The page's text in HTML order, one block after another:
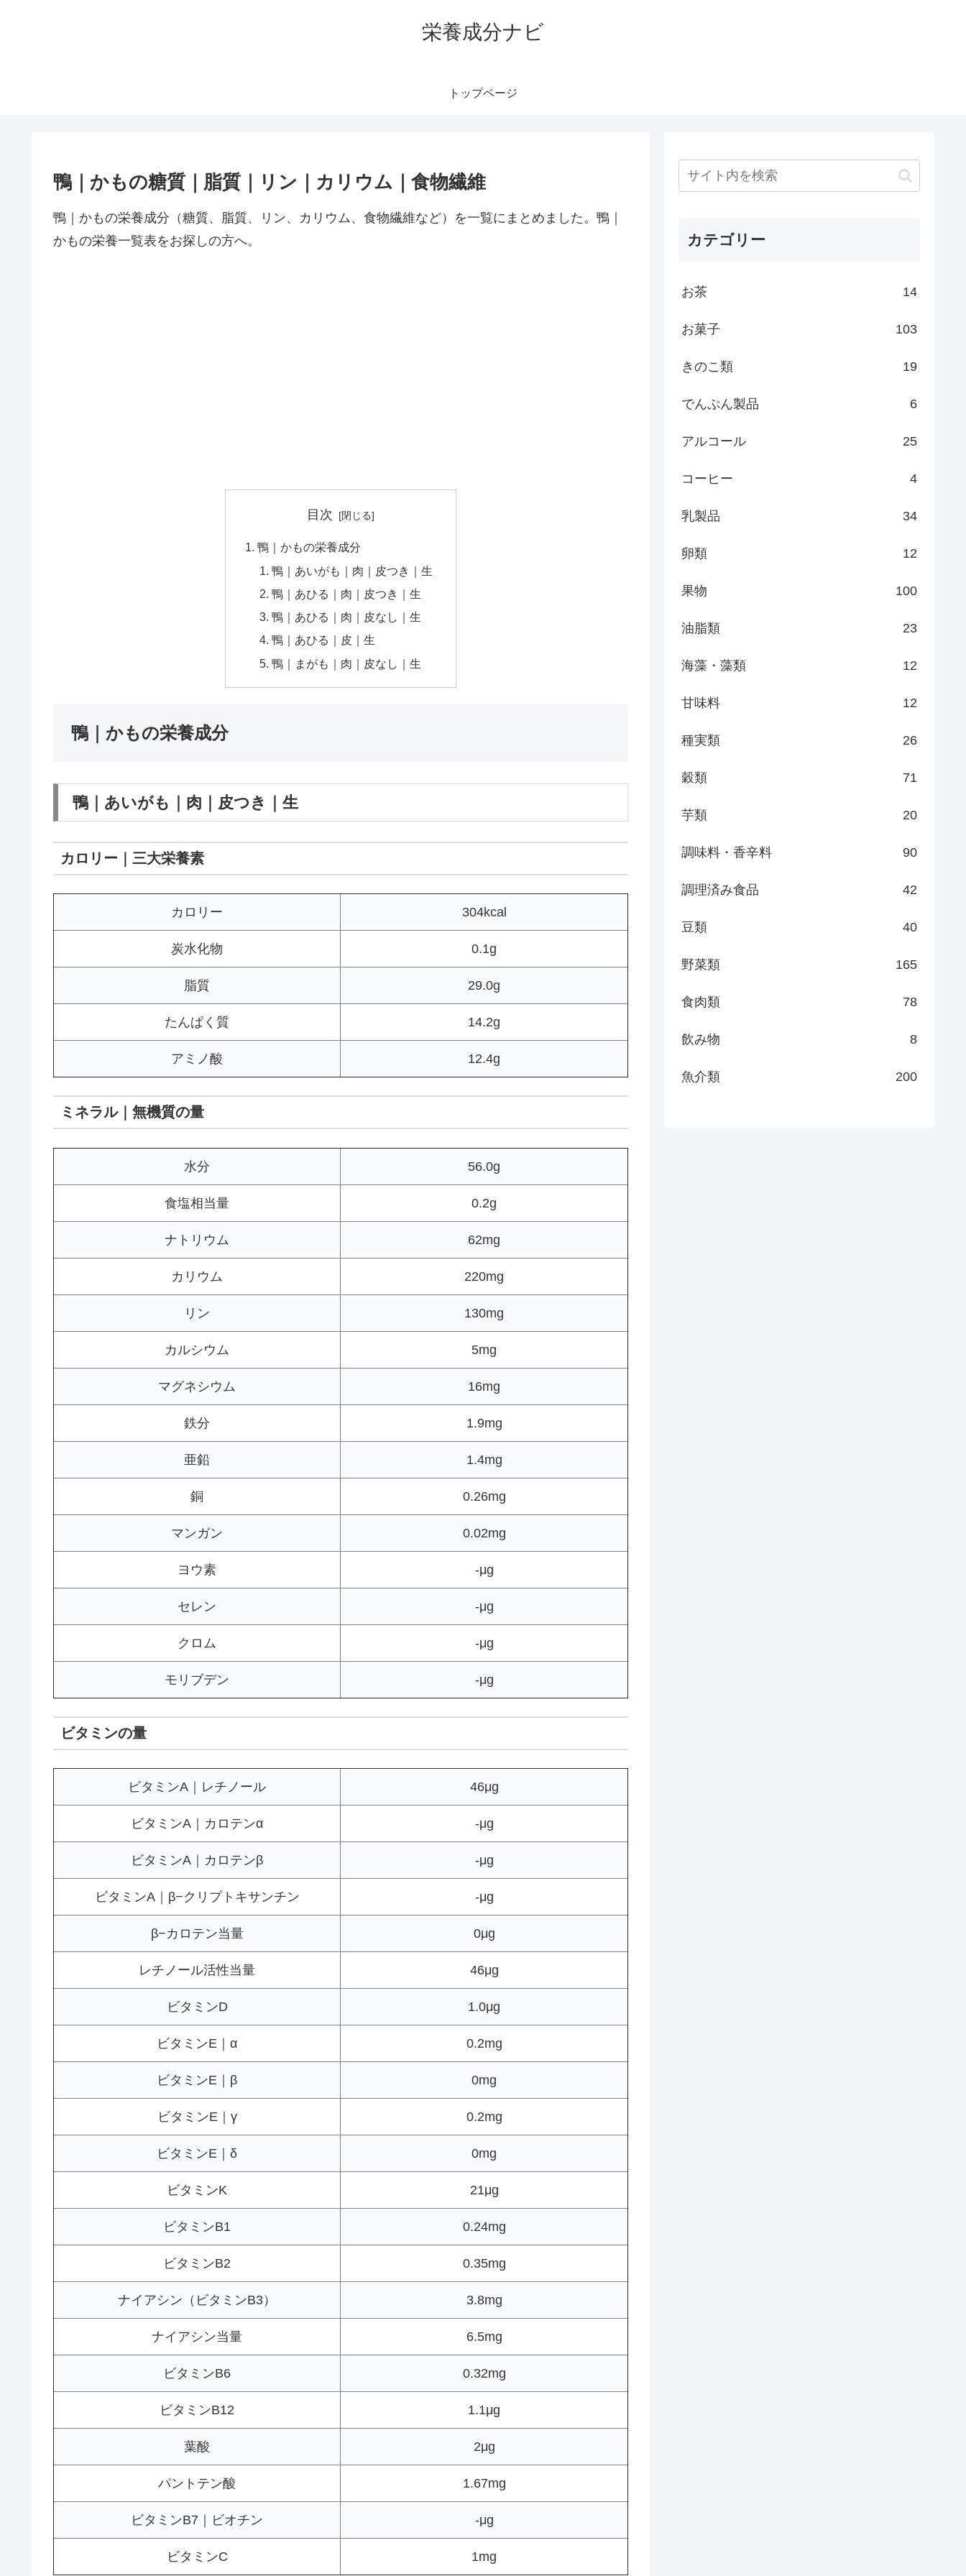
栄養成分ナビ
トップページ
鴨｜かもの糖質｜脂質｜リン｜カリウム｜食物繊維
鴨｜かもの栄養成分（糖質、脂質、リン、カリウム、食物繊維など）を一覧にまとめました。鴨｜
かもの栄養一覧表をお探しの方へ。
目次
鴨｜かもの栄養成分
鴨｜あいがも｜肉｜皮つき｜生
鴨｜あひる｜肉｜皮つき｜生
鴨｜あひる｜肉｜皮なし｜生
鴨｜あひる｜皮｜生
鴨｜まがも｜肉｜皮なし｜生
鴨｜かもの栄養成分
鴨｜あいがも｜肉｜皮つき｜生
カロリー｜三大栄養素
カロリー 304kcal
炭水化物 0.1g
脂質 29.0g
たんぱく質 14.2g
アミノ酸 12.4g
ミネラル｜無機質の量
水分 56.0g
食塩相当量 0.2g
ナトリウム 62mg
カリウム 220mg
リン 130mg
カルシウム 5mg
マグネシウム 16mg
鉄分 1.9mg
亜鉛 1.4mg
銅 0.26mg
マンガン 0.02mg
ヨウ素 -μg
セレン -μg
クロム -μg
モリブデン -μg
ビタミンの量
ビタミンA｜レチノール 46μg
ビタミンA｜カロテンα -μg
ビタミンA｜カロテンβ -μg
ビタミンA｜β−クリプトキサンチン -μg
β−カロテン当量 0μg
レチノール活性当量 46μg
ビタミンD 1.0μg
ビタミンE｜α 0.2mg
ビタミンE｜β 0mg
ビタミンE｜γ 0.2mg
ビタミンE｜δ 0mg
ビタミンK 21μg
ビタミンB1 0.24mg
ビタミンB2 0.35mg
ナイアシン（ビタミンB3） 3.8mg
ナイアシン当量 6.5mg
ビタミンB6 0.32mg
ビタミンB12 1.1μg
葉酸 2μg
パントテン酸 1.67mg
ビタミンB7｜ビオチン -μg
ビタミンC 1mg
カテゴリー
お茶 14
お菓子 103
きのこ類 19
でんぷん製品 6
アルコール 25
コーヒー 4
乳製品 34
卵類 12
果物 100
油脂類 23
海藻・藻類 12
甘味料 12
種実類 26
穀類 71
芋類 20
調味料・香辛料 90
調理済み食品 42
豆類 40
野菜類 165
食肉類 78
飲み物 8
魚介類 200